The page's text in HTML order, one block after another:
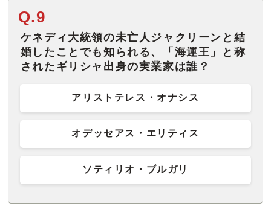
Q.9
ケネディ大統領の未亡人ジャクリーンと結
婚したことでも知られる、「海運王」と称
されたギリシャ出身の実業家は誰？
アリストテレス・オナシス
オデッセアス・エリティス
ソティリオ・ブルガリ